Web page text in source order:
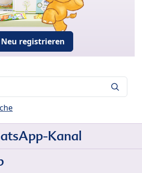
Neu registrieren
Kanal